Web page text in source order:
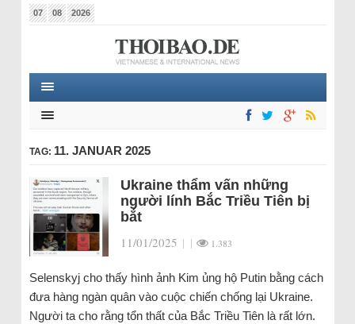
07 08 2026
TAG: 11. JANUAR 2025
Ukraine thẩm vấn những
người lính Bắc Triều Tiên bị
bắt
11/01/2025 | | 1.383
Selenskyj cho thấy hình ảnh Kim ủng hộ Putin bằng cách
đưa hàng ngàn quân vào cuộc chiến chống lại Ukraine.
Người ta cho rằng tổn thất của Bắc Triều Tiên là rất lớn.